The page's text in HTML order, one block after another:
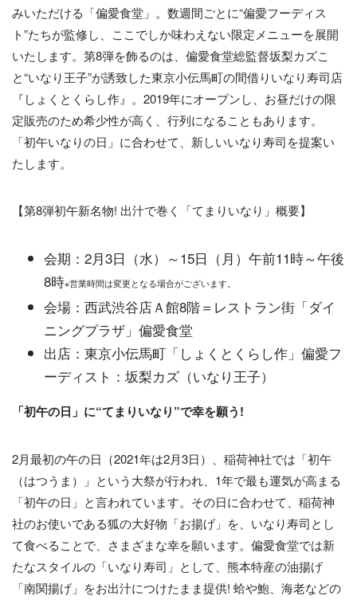
みいただける「偏愛食堂」。数週間ごとに“偏愛フーディス
ト”たちが監修し、ここでしか味わえない限定メニューを展開
いたします。第8弾を飾るのは、偏愛食堂総監督坂梨カズこ
と“いなり王子”が誘致した東京小伝馬町の間借りいなり寿司店
『しょくとくらし作』。2019年にオープンし、お昼だけの限
定販売のため希少性が高く、行列になることもあります。
「初午いなりの日」に合わせて、新しいいなり寿司を提案い
たします。
【第8弾初午新名物! 出汁で巻く「てまりいなり」概要】
会期：2月3日（水）～15日（月）午前11時～午後
8時※営業時間は変更となる場合がございます。
会場：西武渋谷店Ａ館8階＝レストラン街「ダイ
ニングプラザ」偏愛食堂
出店：東京小伝馬町「しょくとくらし作」偏愛フ
ーディスト：坂梨カズ（いなり王子）
「初午の日」に“てまりいなり”で幸を願う!
2月最初の午の日（2021年は2月3日）、稲荷神社では「初午
（はつうま）」という大祭が行われ、1年で最も運気が高まる
「初午の日」と言われています。その日に合わせて、稲荷神
社のお使いである狐の大好物「お揚げ」を、いなり寿司とし
て食べることで、さまざまな幸を願います。偏愛食堂では新
たなスタイルの「いなり寿司」として、熊本特産の油揚げ
「南関揚げ」をお出汁につけたまま提供! 蛤や鮑、海老などの